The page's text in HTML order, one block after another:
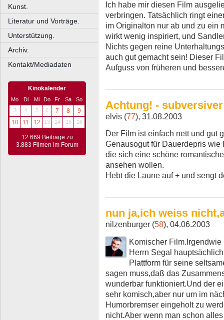
Kunst.
Literatur und Vorträge.
Unterstützung.
Archiv.
Kontakt/Mediadaten
Kinokalender
Mo Di Mi Do Fr Sa
So
3
4 5 6 7 8
9
10
11 12 13 14 15 16
12.669 Beiträge zu
3.883 Filmen im Forum
Ich habe mir diesen Film
verbringen. Tatsächlich ringt
im Originalton nur ab und zu ein
wirkt wenig inspiriert, und
Nichts gegen reine
auch gut gemacht sein! Dieser
Aufguss von früheren und
Achtung! -
elvis (77), 31.08.2003
Der Film ist einfach nett und gut
Genausogut für Dauerdepris wie
die sich eine schöne
ansehen wollen.
Hebt die Laune auf + und sengt
nun ja,ich weiss
nilzenburger (58), 04.06.2003
Komischer
Herrn Segal
Plattform für seine
sagen muss,daß das
wunderbar funktioniert.Und der
sehr komisch,aber nur um im
Humorbremser eingeholt zu
nicht.Aber wenn man schon